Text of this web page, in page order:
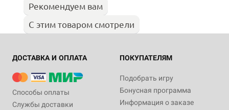
Рекомендуем вам
С этим товаром смотрели
ДОСТАВКА И ОПЛАТА
Способы оплаты
Службы доставки
ПОКУПАТЕЛЯМ
Подобрать игру
Бонусная программа
Информация о заказе